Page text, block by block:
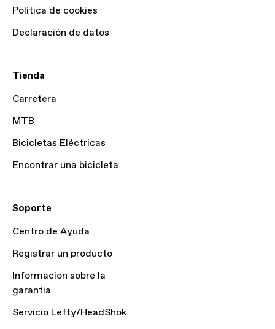
Política de cookies
Declaración de datos
Tienda
Carretera
MTB
Bicicletas Eléctricas
Encontrar una bicicleta
Soporte
Centro de Ayuda
Registrar un producto
Informacion sobre la
garantia
Servicio Lefty/HeadShok